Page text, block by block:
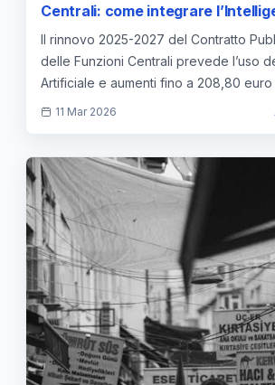
Centrali: come integrare
Artificiale negli uffici e l’aumento
fino a 208,80 euro
Il rinnovo 2025-2027 del Contratto
delle Funzioni Centrali prevede l’uso
Artificiale e aumenti fino a 208,80 euro
efficienza e tutela dei lavoratori.
11 Mar 2026